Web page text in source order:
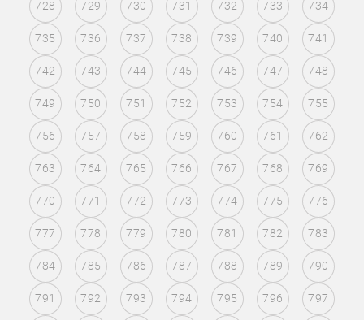
728 729 730 731 732 733 734
735 736 737 738 739 740 741
742 743 744 745 746 747 748
749 750 751 752 753 754 755
756 757 758 759 760 761 762
763 764 765 766 767 768 769
770 771 772 773 774 775 776
777 778 779 780 781 782 783
784 785 786 787 788 789 790
791 792 793 794 795 796 797